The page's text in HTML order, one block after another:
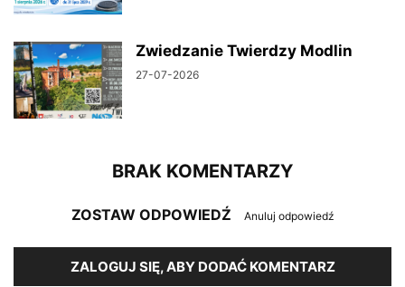
Zwiedzanie Twierdzy Modlin
27-07-2026
BRAK KOMENTARZY
ZOSTAW ODPOWIEDŹ Anuluj odpowiedź
ZALOGUJ SIĘ, ABY DODAĆ KOMENTARZ